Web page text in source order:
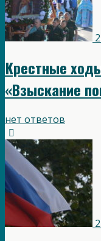
Крестные
«Взыскание
нет ответов